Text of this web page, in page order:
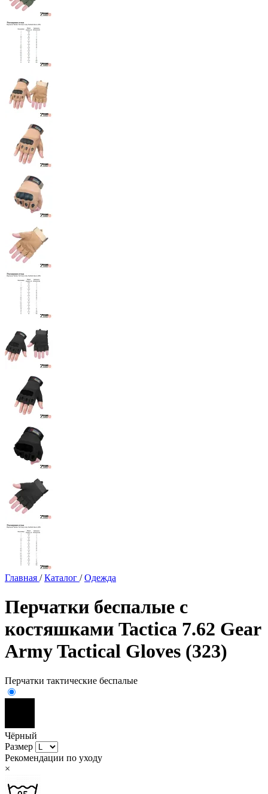
Главная / Каталог / Одежда
Перчатки беспалые с
костяшками Tactica 7.62 Gear
Army Tactical Gloves (323)
Перчатки тактические беспалые
Чёрный
Размер
Рекомендации по уходу
×